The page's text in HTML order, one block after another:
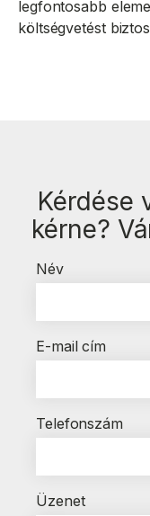
legfontosabb
költségvetést
Kérdése
kérne?
Név
E-mail cím
Telefonszám
Üzenet